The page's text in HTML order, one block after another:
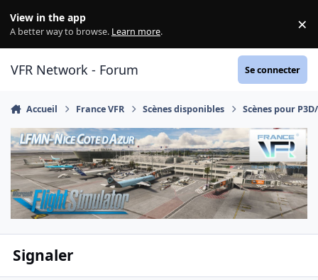
View in the app
A better way to browse. Learn more. ×
VFR Network - Forum Se connecter
Accueil France VFR Scènes disponibles Scènes pour
Signaler